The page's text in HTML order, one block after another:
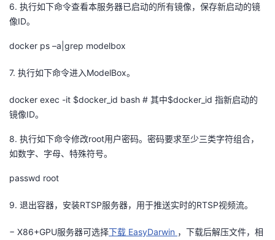
6. 执行如下命令查看本服务器已启动的所有镜像，保存新启动的镜
像ID。
docker ps –a|grep modelbox
7. 执行如下命令进入ModelBox。
docker exec -it $docker_id bash # 其中$docker_id 指新启动的
镜像ID。
8. 执行如下命令修改root用户密码。密码要求至少三类字符组合，
如数字、字母、特殊符号。
passwd root
9. 退出容器，安装RTSP服务器，用于推送实时的RTSP视频流。
− X86+GPU服务器可选择下载 EasyDarwin ，下载后解压文件，相